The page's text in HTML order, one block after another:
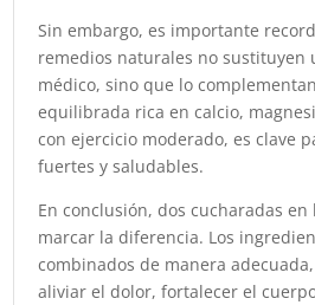
Sin embargo, es importante
remedios naturales no sustituyen
médico, sino que lo
equilibrada rica en calcio,
con ejercicio moderado, es clave
fuertes y saludables.
En conclusión, dos cucharadas
marcar la diferencia. Los
combinados de manera
aliviar el dolor, fortalecer el